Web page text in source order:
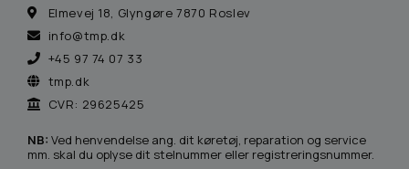
Elmevej 18, Glyngøre 7870 Roslev
info@tmp.dk
+45 97 74 07 33
tmp.dk
CVR: 29625425
NB: Ved henvendelse ang. dit køretøj, reparation og service
mm. skal du oplyse dit stelnummer eller registreringsnummer.